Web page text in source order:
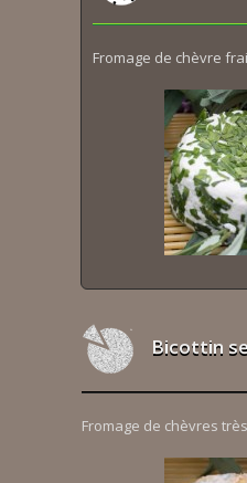
Fromage de chèvre
Bicottin
Fromage de chèvres